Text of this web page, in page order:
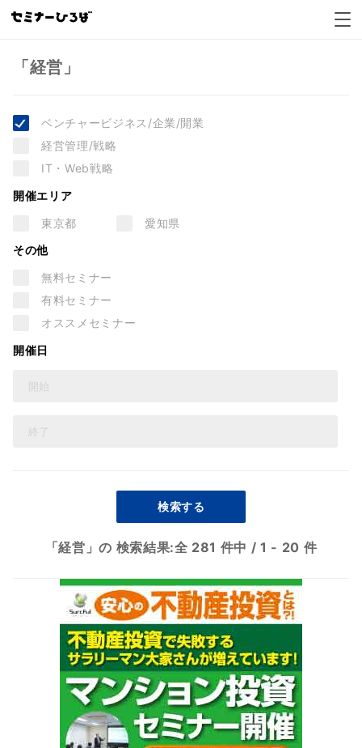
「経営」
ベンチャービジネス/企業/開業
経営管理/戦略
IT・Web戦略
開催エリア
東京都
愛知県
その他
無料セミナー
有料セミナー
オススメセミナー
開催日
「経営」の 検索結果:全 281 件中 /1 - 20 件
検索する